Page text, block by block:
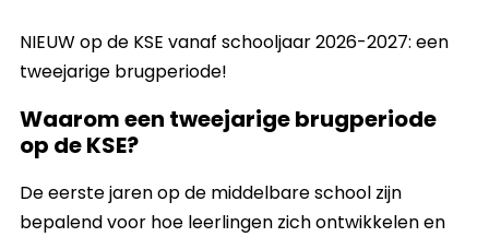
NIEUW op de KSE vanaf schooljaar 2026-2027: een
tweejarige brugperiode!
Waarom een tweejarige brugperiode
op de KSE?
De eerste jaren op de middelbare school zijn
bepalend voor hoe leerlingen zich ontwikkelen en